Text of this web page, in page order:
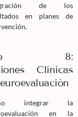
de los
en planes de
8:
Clínicas
integrar la
en la